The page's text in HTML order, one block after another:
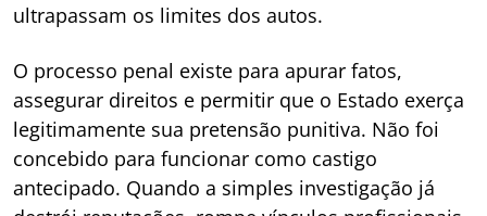
ultrapassam os limites dos autos.
O processo penal existe para apurar fatos,
assegurar direitos e permitir que o Estado exerça
legitimamente sua pretensão punitiva. Não foi
concebido para funcionar como castigo
antecipado. Quando a simples investigação já